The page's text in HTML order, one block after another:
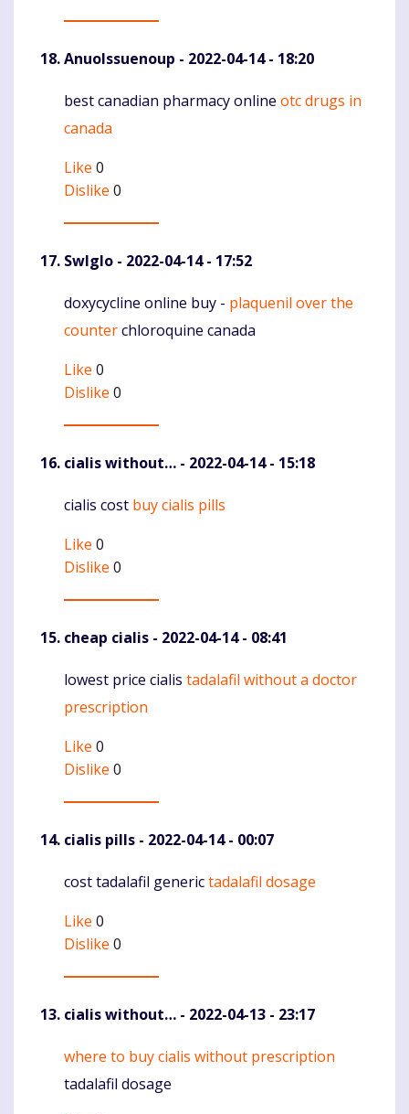
AnuoIssuenoup - 2022-04-14 - 18:20
Komentaras
best canadian pharmacy online otc drugs in
canada
Like 0
Dislike 0
Swlglo - 2022-04-14 - 17:52
Komentaras
doxycycline online buy - plaquenil over the
counterchloroquine canada
Like 0
Dislike 0
cialis without… - 2022-04-14 - 15:18
Komentaras
cialis cost buy cialis pills
Like 0
Dislike 0
cheap cialis - 2022-04-14 - 08:41
Komentaras
lowest price cialis tadalafil without a doctor
prescription
Like 0
Dislike 0
cialis pills - 2022-04-14 - 00:07
Komentaras
cost tadalafil generictadalafil dosage
Like 0
Dislike 0
cialis without… - 2022-04-13 - 23:17
Komentaras
where to buy cialis without prescription
tadalafil dosage